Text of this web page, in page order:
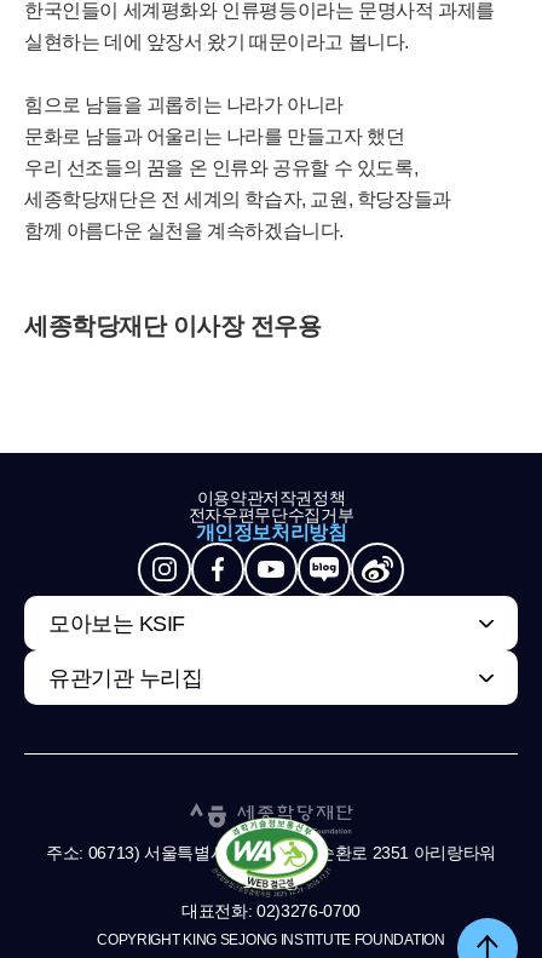
한국인들이 세계평화와 인류평등이라는 문명사적 과제를
실현하는 데에 앞장서 왔기 때문이라고 봅니다.
힘으로 남들을 괴롭히는 나라가 아니라
문화로 남들과 어울리는 나라를 만들고자 했던
우리 선조들의 꿈을 온 인류와 공유할 수 있도록,
세종학당재단은 전 세계의 학습자, 교원, 학당장들과
함께 아름다운 실천을 계속하겠습니다.
세종학당재단 이사장 전우용
이용약관저작권정책
전자우편무단수집거부
개인정보처리방침
모아보는 KSIF
유관기관 누리집
주소: 06713) 서울특별시 서초구 남부순환로 2351 아리랑타워
11,13층
대표전화: 02)3276-0700
COPYRIGHT KING SEJONG INSTITUTE FOUNDATION